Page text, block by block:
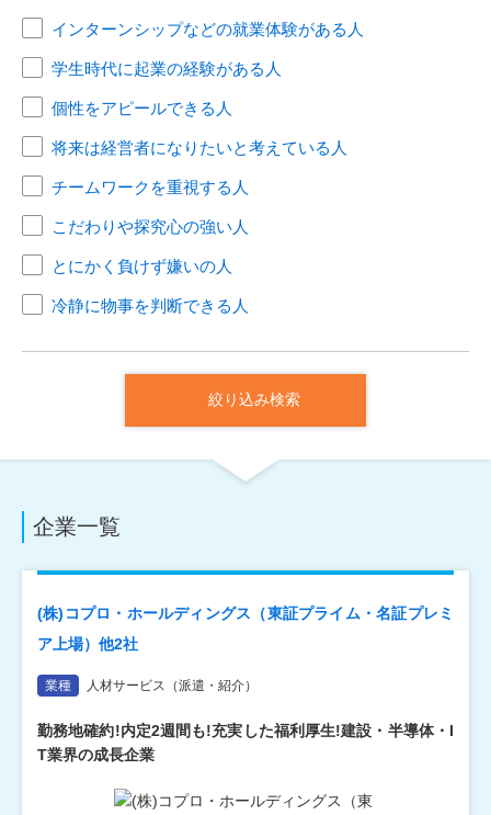
インターンシップなどの就業体験がある人
学生時代に起業の経験がある人
個性をアピールできる人
将来は経営者になりたいと考えている人
チームワークを重視する人
こだわりや探究心の強い人
とにかく負けず嫌いの人
冷静に物事を判断できる人
絞り込み検索
企業一覧
(株)コプロ・ホールディングス（東証プライム・名証プレミ
ア上場）他2社
業種 人材サービス（派遣・紹介）
勤務地確約!内定2週間も!充実した福利厚生!建設・半導体・I
T業界の成長企業